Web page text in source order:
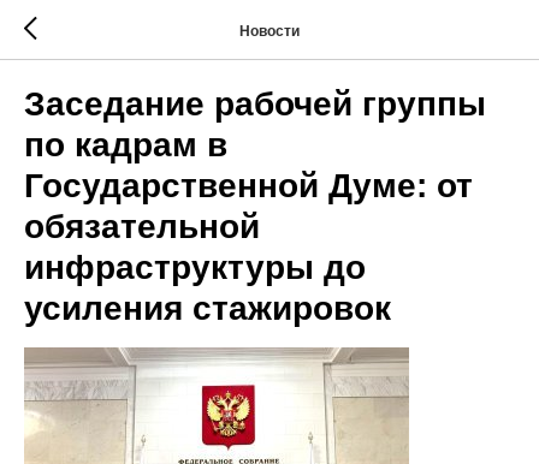
Новости
Заседание рабочей группы
по кадрам в
Государственной Думе: от
обязательной
инфраструктуры до
усиления стажировок